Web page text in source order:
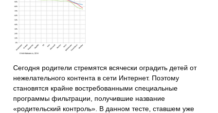
Сегодня родители стремятся всячески оградить детей от
нежелательного контента в сети Интернет. Поэтому
становятся крайне востребованными специальные
программы фильтрации, получившие название
«родительский контроль». В данном тесте, ставшем уже